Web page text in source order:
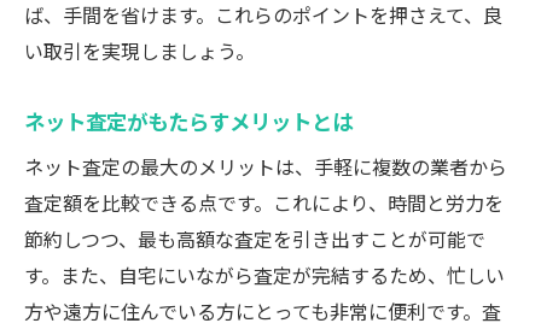
ば、手間を省けます。これらのポイントを押さえて、良
い取引を実現しましょう。
ネット査定がもたらすメリットとは
ネット査定の最大のメリットは、手軽に複数の業者から
査定額を比較できる点です。これにより、時間と労力を
節約しつつ、最も高額な査定を引き出すことが可能で
す。また、自宅にいながら査定が完結するため、忙しい
方や遠方に住んでいる方にとっても非常に便利です。査